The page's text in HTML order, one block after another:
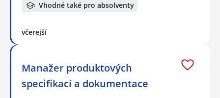
Vhodné také pro absolventy
včerejší
Manažer produktových
specifikací a dokumentace